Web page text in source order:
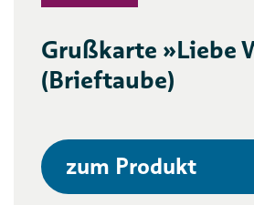
Grußkarte »Liebe
(Brieftaube)
zum Produkt